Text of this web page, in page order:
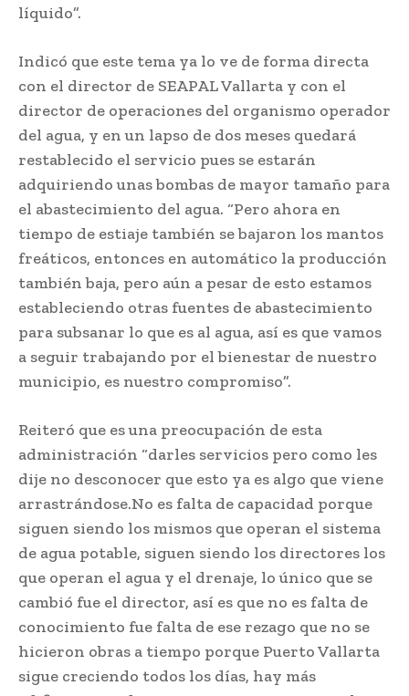
líquido”.
Indicó que este tema ya lo ve de forma directa
con el director de SEAPAL Vallarta y con el
director de operaciones del organismo operador
del agua, y en un lapso de dos meses quedará
restablecido el servicio pues se estarán
adquiriendo unas bombas de mayor tamaño para
el abastecimiento del agua. “Pero ahora en
tiempo de estiaje también se bajaron los mantos
freáticos, entonces en automático la producción
también baja, pero aún a pesar de esto estamos
estableciendo otras fuentes de abastecimiento
para subsanar lo que es al agua, así es que vamos
a seguir trabajando por el bienestar de nuestro
municipio, es nuestro compromiso”.
Reiteró que es una preocupación de esta
administración “darles servicios pero como les
dije no desconocer que esto ya es algo que viene
arrastrándose.No es falta de capacidad porque
siguen siendo los mismos que operan el sistema
de agua potable, siguen siendo los directores los
que operan el agua y el drenaje, lo único que se
cambió fue el director, así es que no es falta de
conocimiento fue falta de ese rezago que no se
hicieron obras a tiempo porque Puerto Vallarta
sigue creciendo todos los días, hay más